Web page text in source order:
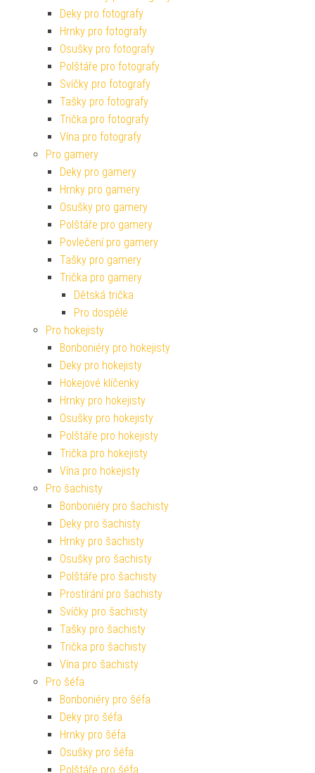
Deky pro fotografy
Hrnky pro fotografy
Osušky pro fotografy
Polštáře pro fotografy
Svíčky pro fotografy
Tašky pro fotografy
Trička pro fotografy
Vína pro fotografy
Pro gamery
Deky pro gamery
Hrnky pro gamery
Osušky pro gamery
Polštáře pro gamery
Povlečení pro gamery
Tašky pro gamery
Trička pro gamery
Dětská trička
Pro dospělé
Pro hokejisty
Bonboniéry pro hokejisty
Deky pro hokejisty
Hokejové klíčenky
Hrnky pro hokejisty
Osušky pro hokejisty
Polštáře pro hokejisty
Trička pro hokejisty
Vína pro hokejisty
Pro šachisty
Bonboniéry pro šachisty
Deky pro šachisty
Hrnky pro šachisty
Osušky pro šachisty
Polštáře pro šachisty
Prostírání pro šachisty
Svíčky pro šachisty
Tašky pro šachisty
Trička pro šachisty
Vína pro šachisty
Pro šéfa
Bonboniéry pro šéfa
Deky pro šéfa
Hrnky pro šéfa
Osušky pro šéfa
Polštáře pro šéfa